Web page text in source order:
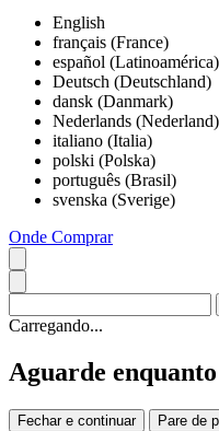
English
français (France)
español (Latinoamérica)
Deutsch (Deutschland)
dansk (Danmark)
Nederlands (Nederland)
italiano (Italia)
polski (Polska)
português (Brasil)
svenska (Sverige)
Onde Comprar
Carregando...
Aguarde
Fechar e continuar Pare de